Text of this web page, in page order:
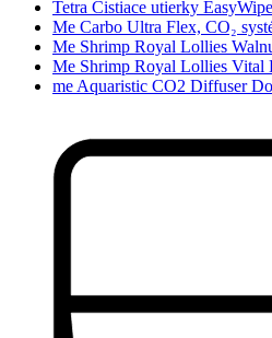
Tetra Čistiace utierky
Me Carbo Ultra Flex, CO₂
Me Shrimp Royal Lollies
Me Shrimp Royal Lollies Vital
me Aquaristic CO2 Diffuser